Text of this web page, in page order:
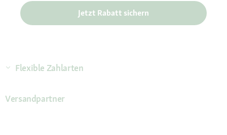
Jetzt Rabatt sichern
Flexible Zahlarten
Versandpartner